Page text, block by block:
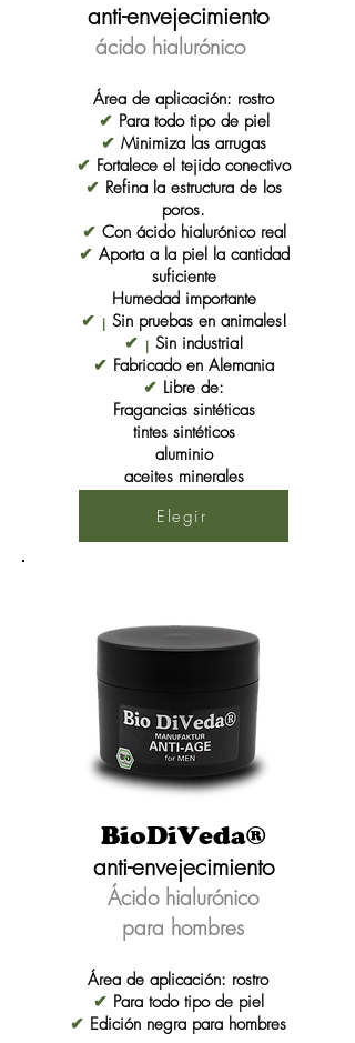
anti-envejecimiento
ácido hialurónico
Área de aplicación: rostro
✔ Para todo tipo de piel
✔ Minimiza las arrugas
✔ Fortalece el tejido conectivo
✔ Refina la estructura de los
poros.
✔ Con ácido hialurónico real
✔ Aporta a la piel la cantidad
suficiente
Humedad importante
✔ ¡ Sin pruebas en animales!
✔ ¡ Sin industria!
✔ Fabricado en Alemania
✔ Libre de:
Fragancias sintéticas
tintes sintéticos
aluminio
aceites minerales
Elegir
BioDiVeda®
anti-envejecimiento
Ácido hialurónico
para hombres
Área de aplicación: rostro
✔ Para todo tipo de piel
✔ Edición negra para hombres